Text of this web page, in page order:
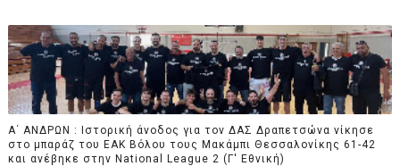
Α΄ ΑΝΔΡΩΝ : Ιστορική άνοδος για τον ΔΑΣ Δραπετσώνα νίκησε
στο μπαράζ του ΕΑΚ Βόλου τους Μακάμπι Θεσσαλονίκης 61-42
και ανέβηκε στην National League 2 (Γ' Εθνική)